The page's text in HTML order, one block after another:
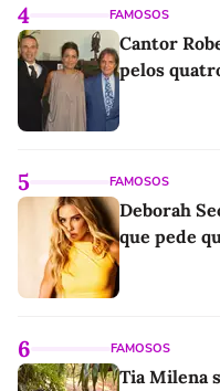
4 FAMOSOS
Cantor
pelos
5 FAMOSOS
Deborah
que pede
6 FAMOSOS
Tia Milena